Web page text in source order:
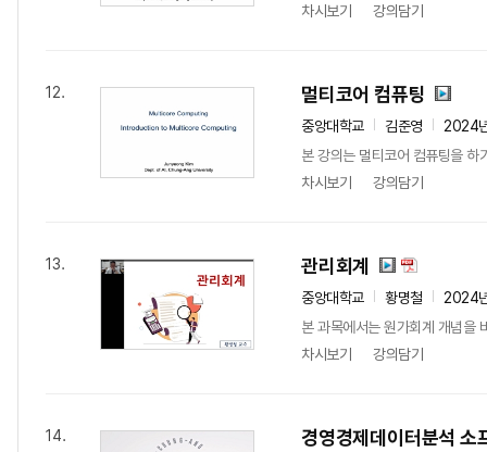
차시보기
강의담기
12. 멀티코어 컴퓨팅
중앙대학교 김준영
2024
본 강의는 멀티코어 컴퓨팅을 하
차시보기
강의담기
13. 관리회계
중앙대학교 황명철
2024
본 과목에서는 원가회계 개념을
차시보기
강의담기
14. 경영경제데이터분석 소